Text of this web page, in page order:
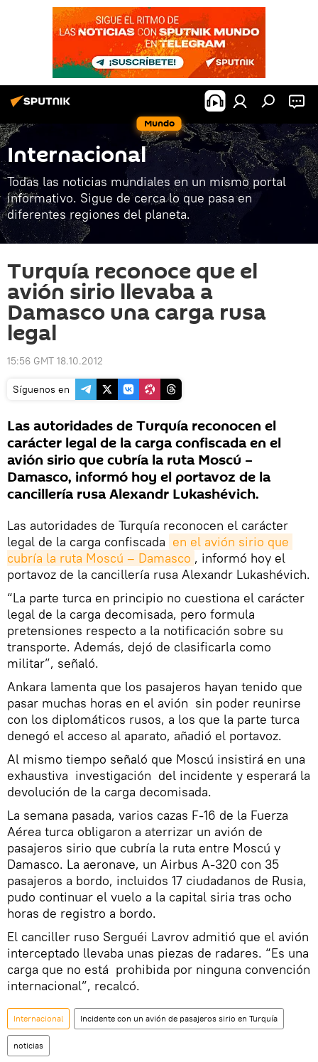
Mundo
Internacional
Todas las noticias mundiales en un mismo portal
informativo. Sigue de cerca lo que pasa en
diferentes regiones del planeta.
Turquía reconoce que el
avión sirio llevaba a
Damasco una carga rusa
legal
15:56 GMT 18.10.2012
Síguenos en
Las autoridades de Turquía reconocen el
carácter legal de la carga confiscada en el
avión sirio que cubría la ruta Moscú –
Damasco, informó hoy el portavoz de la
cancillería rusa Alexandr Lukashévich.
Las autoridades de Turquía reconocen el carácter
legal de la carga confiscada en el avión sirio que
cubría la ruta Moscú – Damasco , informó hoy el
portavoz de la cancillería rusa Alexandr Lukashévich.
“La parte turca en principio no cuestiona el carácter
legal de la carga decomisada, pero formula
pretensiones respecto a la notificación sobre su
transporte. Además, dejó de clasificarla como
militar”, señaló.
Ankara lamenta que los pasajeros hayan tenido que
pasar muchas horas en el avión sin poder reunirse
con los diplomáticos rusos, a los que la parte turca
denegó el acceso al aparato, añadió el portavoz.
Al mismo tiempo señaló que Moscú insistirá en una
exhaustiva investigación del incidente y esperará la
devolución de la carga decomisada.
La semana pasada, varios cazas F-16 de la Fuerza
Aérea turca obligaron a aterrizar un avión de
pasajeros sirio que cubría la ruta entre Moscú y
Damasco. La aeronave, un Airbus A-320 con 35
pasajeros a bordo, incluidos 17 ciudadanos de Rusia,
pudo continuar el vuelo a la capital siria tras ocho
horas de registro a bordo.
El canciller ruso Serguéi Lavrov admitió que el avión
interceptado llevaba unas piezas de radares. “Es una
carga que no está prohibida por ninguna convención
internacional”, recalcó.
Internacional Incidente con un avión de pasajeros sirio en Turquía
noticias